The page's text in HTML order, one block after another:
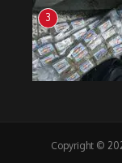
3
Copyright ©